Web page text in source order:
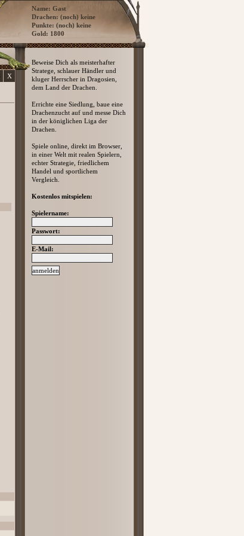
Name: Gast
Drachen: (noch) keine
Punkte: (noch) keine
Gold: 1800
Beweise Dich als meisterhafter
Stratege, schlauer Händler und
kluger Herrscher in Dragosien,
dem Land der Drachen.
Errichte eine Siedlung, baue eine
Drachenzucht auf und messe Dich
in der königlichen Liga der
Drachen.
Spiele online, direkt im Browser,
in einer Welt mit realen Spielern,
echter Strategie, friedlichem
Handel und sportlichem
Vergleich.
Kostenlos mitspielen:
Spielername:
Passwort:
E-Mail:
X